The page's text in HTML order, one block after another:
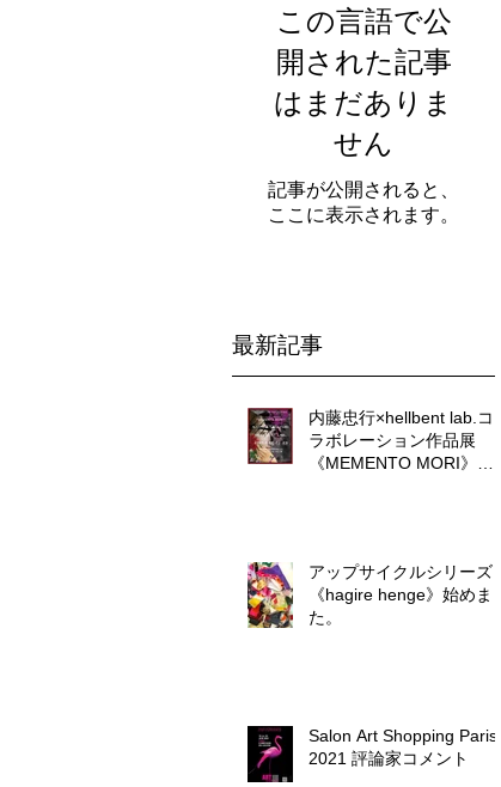
この言語で公
開された記事
はまだありま
せん
記事が公開されると、
ここに表示されます。
最新記事
内藤忠行×hellbent lab.コ
ラボレーション作品展
《MEMENTO MORI》に
アップサイクルシリーズ
《hagire henge》始めまし
た。
Salon Art Shopping Paris
2021 評論家コメント